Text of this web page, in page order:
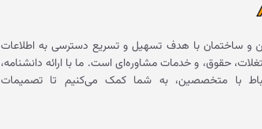
و ساختمان با هدف تسهیل و تسریع دسترسی به اطلاعات
حقوق، و خدمات مشاوره‌ای است. ما با ارائه دانشنامه،
با متخصصین، به شما کمک می‌کنیم تا تصمیمات